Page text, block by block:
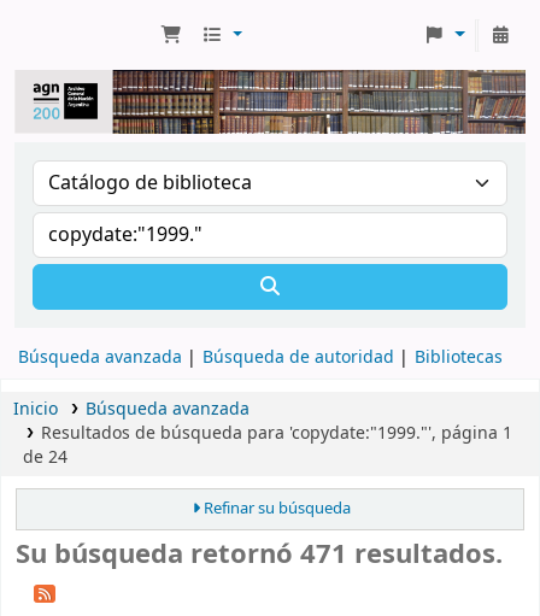
Búsqueda avanzada Búsqueda de autoridad Bibliotecas
Inicio
Búsqueda avanzada
Resultados de búsqueda para 'copydate:"1999."', página 1
de 24
Refinar su búsqueda
Su búsqueda retornó 471 resultados.